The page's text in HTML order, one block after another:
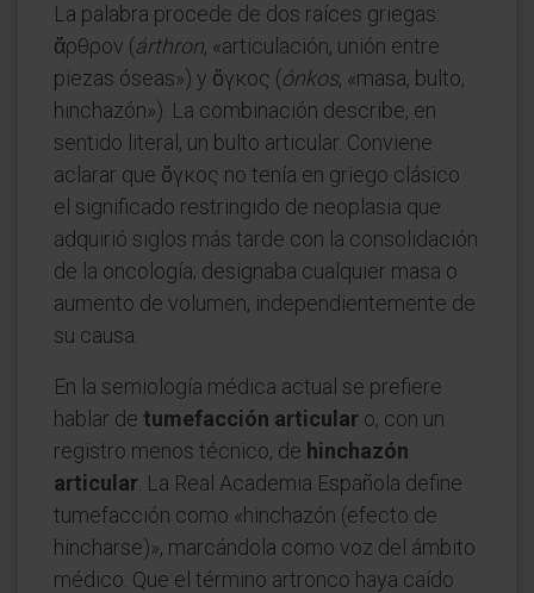
La palabra procede de dos raíces griegas:
ἄρθρον (árthron, «articulación, unión entre
piezas óseas») y ὄγκος (ónkos, «masa, bulto,
hinchazón»). La combinación describe, en
sentido literal, un bulto articular. Conviene
aclarar que ὄγκος no tenía en griego clásico
el significado restringido de neoplasia que
adquirió siglos más tarde con la consolidación
de la oncología; designaba cualquier masa o
aumento de volumen, independientemente de
su causa.
En la semiología médica actual se prefiere
hablar de tumefacción articular o, con un
registro menos técnico, de hinchazón
articular . La Real Academia Española define
tumefacción como «hinchazón (efecto de
hincharse)», marcándola como voz del ámbito
médico. Que el término artronco haya caído